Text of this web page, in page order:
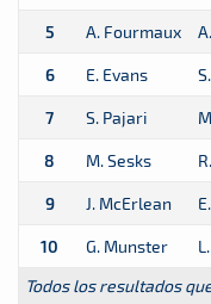
5 A. Fourmaux
6 E. Evans
7 S. Pajari
8 M. Sesks
9 J. McErlean
10 G. Munster
Todos los resultados